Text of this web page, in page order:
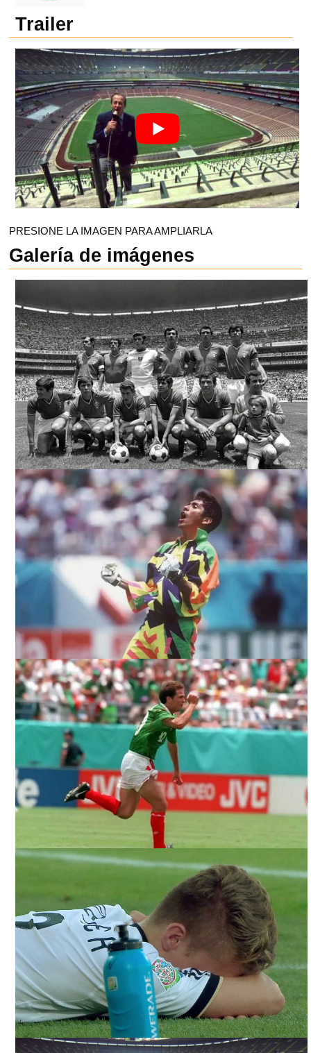
Trailer
PRESIONE LA IMAGEN PARA AMPLIARLA
Galería de imágenes
ILUSIÓN NACIONAL. CORTESÍA DIRECTOR.
ILUSIÓN NACIONAL. CORTESÍA DIRECTOR.
ILUSIÓN NACIONAL. CORTESÍA DIRECTOR.